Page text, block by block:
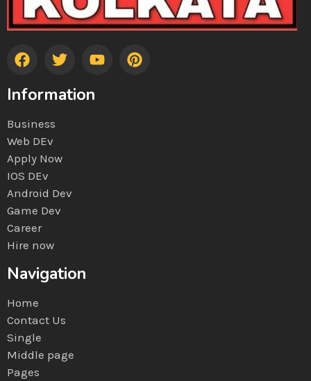
Information
Business
Web DEv
Apply Now
IOS DEv
Android Dev
Game Dev
Career
Hire now
Navigation
Home
Contact Us
Single
Middle page
Pages